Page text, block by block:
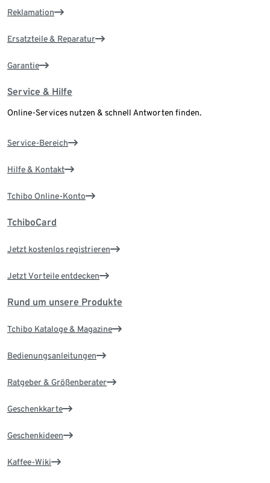
Reklamation
Ersatzteile & Reparatur
Garantie
Service & Hilfe
Online-Services nutzen & schnell Antworten finden.
Service-Bereich
Hilfe & Kontakt
Tchibo Online-Konto
TchiboCard
Jetzt kostenlos registrieren
Jetzt Vorteile entdecken
Rund um unsere Produkte
Tchibo Kataloge & Magazine
Bedienungsanleitungen
Ratgeber & Größenberater
Geschenkkarte
Geschenkideen
Kaffee-Wiki